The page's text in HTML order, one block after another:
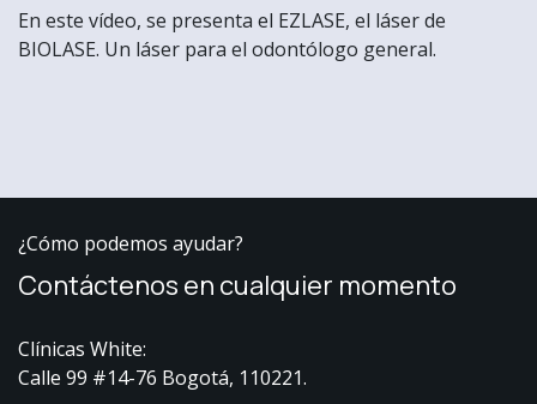
En este vídeo, se presenta el EZLASE, el láser de
BIOLASE. Un láser para el odontólogo general.
¿Cómo podemos ayudar?
Contáctenos en cualquier momento
Clínicas White:
Calle 99 #14-76 Bogotá, 110221.